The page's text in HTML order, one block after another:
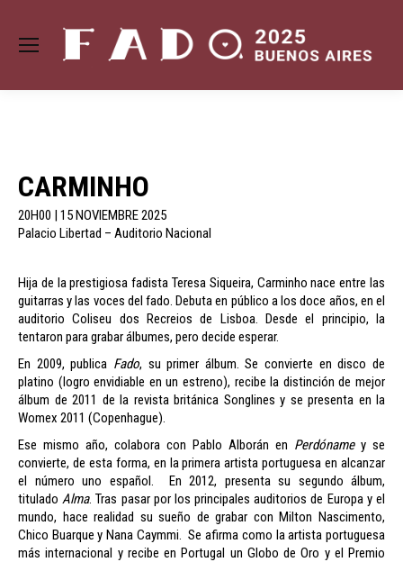
CARMINHO
20H00 | 15 NOVIEMBRE 2025
Palacio Libertad – Auditorio Nacional
Hija de la prestigiosa fadista Teresa Siqueira, Carminho nace entre las
guitarras y las voces del fado. Debuta en público a los doce años, en el
auditorio Coliseu dos Recreios de Lisboa. Desde el principio, la
tentaron para grabar álbumes, pero decide esperar.
En 2009, publica Fado, su primer álbum. Se convierte en disco de
platino (logro envidiable en un estreno), recibe la distinción de mejor
álbum de 2011 de la revista británica Songlines y se presenta en la
Womex 2011 (Copenhague).
Ese mismo año, colabora con Pablo Alborán en Perdónamey se
convierte, de esta forma, en la primera artista portuguesa en alcanzar
el número uno español. En 2012, presenta su segundo álbum,
tituladoAlma. Tras pasar por los principales auditorios de Europa y el
mundo, hace realidad su sueño de grabar con Milton Nascimento,
Chico Buarque y Nana Caymmi. Se afirma como la artista portuguesa
más internacional y recibe en Portugal un Globo de Oro y el Premio